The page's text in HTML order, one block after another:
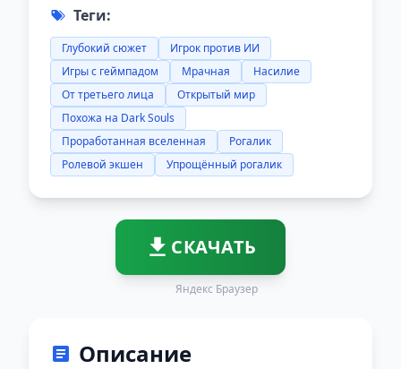
Теги:
Глубокий сюжет
Игрок против ИИ
Игры с геймпадом
Мрачная
Насилие
От третьего лица
Открытый мир
Похожа на Dark Souls
Проработанная вселенная
Рогалик
Ролевой экшен
Упрощённый рогалик
СКАЧАТЬ
Яндекс Браузер
Описание